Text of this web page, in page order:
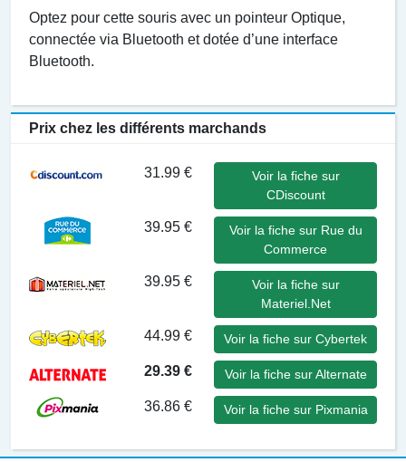
Optez pour cette souris avec un pointeur Optique,
connectée via Bluetooth et dotée d’une interface
Bluetooth.
Prix chez les différents marchands
31.99 €
Voir la fiche sur
CDiscount
39.95 €
Voir la fiche sur Rue du
Commerce
39.95 €
Voir la fiche sur
Materiel.Net
44.99 € Voir la fiche sur Cybertek
29.39 € Voir la fiche sur Alternate
36.86 € Voir la fiche sur Pixmania